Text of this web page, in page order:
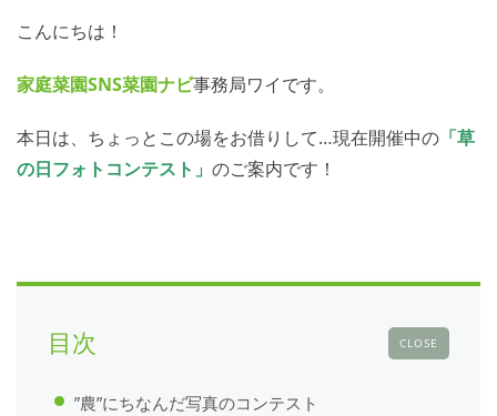
こんにちは！
家庭菜園SNS菜園ナビ事務局ワイです。
本日は、ちょっとこの場をお借りして…現在開催中の 「草
の日フォトコンテスト」 のご案内です！
CLOSE
目次
”農”にちなんだ写真のコンテスト